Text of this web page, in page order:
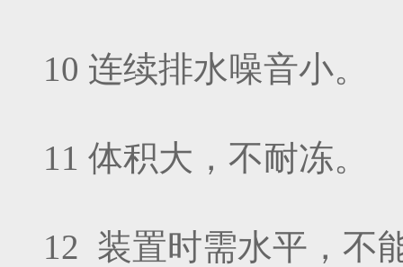
10 连续排水噪音小。
11 体积大，不耐冻。
12 装置时需水平，不